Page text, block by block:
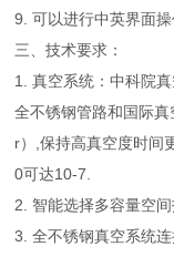
9. 可以进行中英界面
三、技术要求：
1. 真空系统：中科院
全不锈钢管路和国际
r）,保持高真空度时间
0可达10-7.
2. 智能选择多容量空间
3. 全不锈钢真空系统